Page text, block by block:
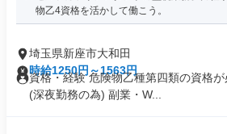
物乙4資格を活かして働こう。
埼玉県新座市大和田
時給1250円～1563円
資格・経験 危険物乙種第四類の資格
(深夜勤務の為) 副業・W...